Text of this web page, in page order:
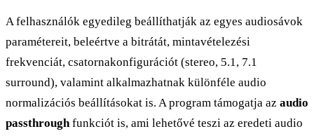
A felhasználók egyedileg beállíthatják az egyes audiosávok
paramétereit, beleértve a bitrátát, mintavételezési
frekvenciát, csatornakonfigurációt (stereo, 5.1, 7.1
surround), valamint alkalmazhatnak különféle audio
normalizációs beállításokat is. A program támogatja az audio
passthroughfunkciót is, ami lehetővé teszi az eredeti audio